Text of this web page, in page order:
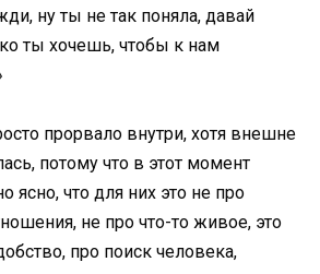
ну ты не так поняла, давай
ты хочешь, чтобы к нам
прорвало внутри, хотя внешне
потому что в этот момент
ясно, что для них это не про
не про что-то живое, это
про поиск человека,